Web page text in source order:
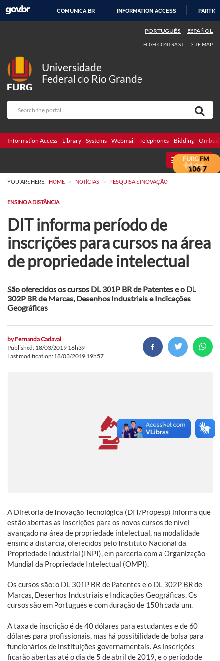
COMUNICA BR INFORMATION ACCESS
PORTUGUÊS ESPAÑOL
HIGH CONTRAST SITE MAP
Universidade
Federal do Rio Grande
Information Access Library Systems Webmail Telephones Bidding
MENU
YOU ARE HERE: HOME > NOTÍCIAS > PESQUISA E INOVAÇÃO
ENSINO A DISTÂNCIA
DIT informa período de
inscrições para cursos na área
de propriedade intelectual
São oferecidos os cursos DL 301P BR de Patentes e o DL
302P BR de Marcas, Desenhos Industriais e Indicações
Geográficas
byFernanda Cadaval
Published: 18/03/2019 16h39
Last modification: 18/03/2019 19h57
A Diretoria de Inovação Tecnológica (DIT/Propesp) informa que
estão abertas as inscrições para os novos cursos de nível
avançado na área de propriedade intelectual, na modalidade
ensino a distância, oferecidos pelo Instituto Nacional da
Propriedade Industrial (INPI), em parceria com a Organização
Mundial da Propriedade Intelectual (OMPI).
Os cursos são: o DL 301P BR de Patentes e o DL 302P BR de
Marcas, Desenhos Industriais e Indicações Geográficas. Os
cursos são em Português e com duração de 150h cada um.
A taxa de inscrição é de 40 dólares para estudantes e de 60
dólares para profissionais, mas há possibilidade de bolsa para
funcionários de instituições governamentais. As inscrições
ficarão abertas até o dia de 5 de abril de 2019, e o período de